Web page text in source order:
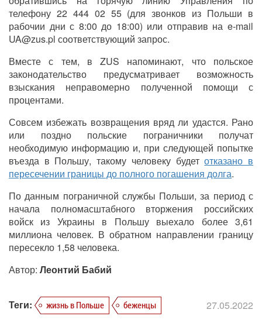
телефону 22 444 02 55 (для звонков из Польши в
рабочии дни с 8:00 до 18:00) или отправив на e-mail
UA@zus.pl соответствующий запрос.
Вместе с тем, в ZUS напоминают, что польское
законодательство предусматривает возможность
взыскания неправомерно полученной помощи с
процентами.
Совсем избежать возвращения вряд ли удастся. Рано
или поздно польские пограничники получат
необходимую информацию и, при следующей попытке
въезда в Польшу, такому человеку будетотказано в
пересечении границы до полного погашения долга.
По данным пограничной службы Польши, за период с
начала полномасштабного вторжения российских
войск из Украины в Польшу выехало более 3,61
миллиона человек. В обратном направлении границу
пересекло 1,58 человека.
Автор: Леонтий Бабий
Теги: жизнь в Польше беженцы 27.05.2022